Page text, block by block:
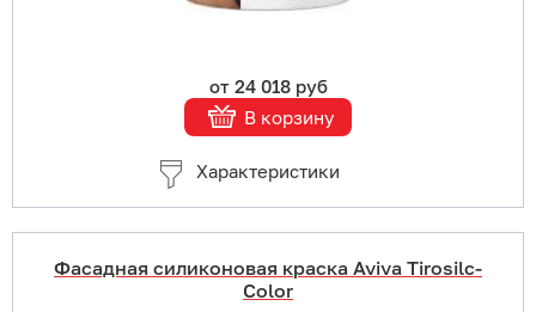
от 24 018 руб
В корзину
Характеристики
Фасадная силиконовая краска Aviva Tirosilc-
Color
Купить в 1 клик